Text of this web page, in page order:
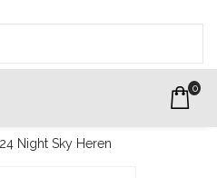
0
Night Sky Heren